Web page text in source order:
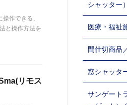
作できる、
と操作方法を
リモス
シャッター
医療・福祉
間仕切商品
窓シャッタ
サンゲート